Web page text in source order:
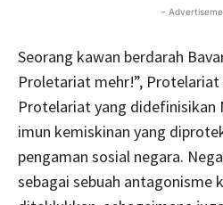
-
Seorang kawan berdarah
Proletariat mehr!”,
Protelariat yang didefinisikan
imun kemiskinan yang
pengaman sosial negara.
sebagai sebuah antagonisme